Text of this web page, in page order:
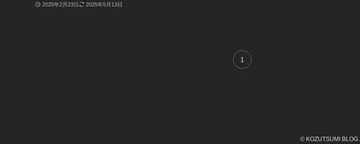
2025年2月23日 2025年5月13日
1
©KOZUTSUMI BLOG.